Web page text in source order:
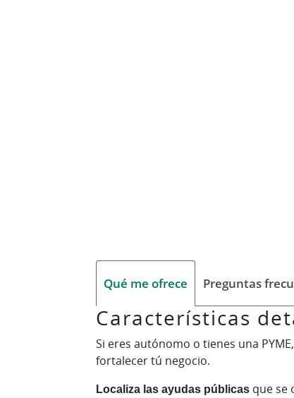
Qué me ofrece Preguntas
Características
Si eres autónomo o tienes una
fortalecer tú negocio.
Localiza las ayudas públicas que se